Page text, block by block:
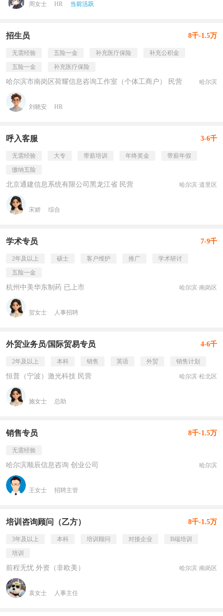
周女士 HR 当前活跃
招生员 8千-1.5万
无需经验 五险一金 补充医疗保险
补充公积金
五险一金
补充医疗保险
哈尔滨市南岗区荷耀信息咨询工作室（个体工商户） 民营 哈尔滨
刘晓安 HR
呼入客服 3-6千
无需经验 大专 带薪培训 年终奖金
带薪年假
缴纳五险
北京通建信息系统有限公司黑龙江省 民营 哈尔滨·道里区
宋娇 综合
学术专员 7-9千
2年及以上 硕士 客户维护 推广
学术研讨
五险一金
杭州中美华东制药 已上市 哈尔滨·南岗区
贺女士 人事招聘
外贸业务员/国际贸易专员 4-6千
2年及以上 本科 销售 英语 外贸 销售计划
恒普（宁波）激光科技 民营 哈尔滨·松北区
施女士 总助
销售专员 8千-1.5万
无需经验
哈尔滨顺辰信息咨询 创业公司 哈尔滨
王女士 招聘主管
培训咨询顾问（乙方） 8千-1.5万
3年及以上 本科 培训顾问 对接企业
B端培训
培训
前程无忧 外资（非欧美） 哈尔滨·南岗区
袁女士 人事主任